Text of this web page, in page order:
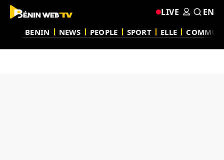
BENIN NEWS PEOPLE SPORT ELLE
LIVE EN